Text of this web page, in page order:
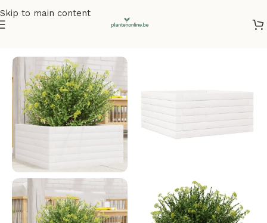
Skip to main content